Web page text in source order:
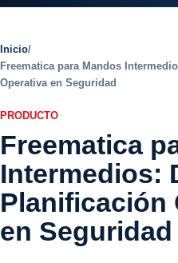
Inicio/
Freematica para Mandos
Operativa en Seguridad
PRODUCTO
Freematica
Intermedios:
Planificación
en Seguridad